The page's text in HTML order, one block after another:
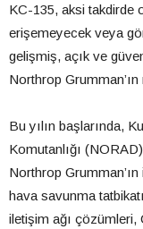
KC-135, aksi takdirde
erişemeyecek veya
gelişmiş, açık ve
Northrop
Bu yılın başlarında,
Komutanlığı
Northrop
hava savunma
iletişim ağı çözümleri,